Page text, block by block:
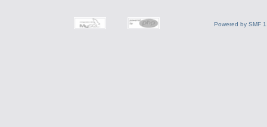
Powered by SMF